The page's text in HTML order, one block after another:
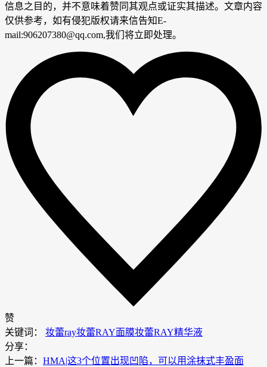
信息之目的，并不意味着赞同其观点或证实其描述。文章内容
仅供参考，如有侵犯版权请来信告知E-
mail:906207380@qq.com,我们将立即处理。
赞
关键词： 妆蕾ray妆蕾RAY面膜妆蕾RAY精华液
分享：
上一篇： HMA|这3个位置出现凹陷，可以用涂抹式丰盈面